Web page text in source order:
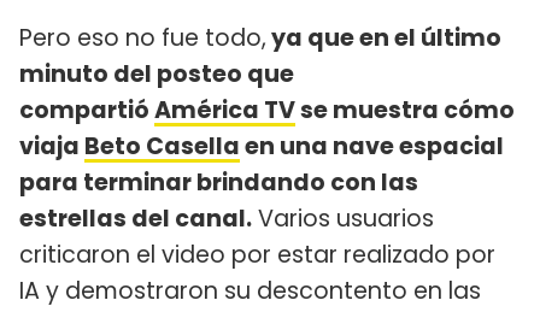
Pero eso no fue todo,ya que en el último
minuto del posteo que
compartióAmérica TVse muestra cómo
viaja Beto Casellaen una nave espacial
para terminar brindando con las
estrellas del canal.Varios usuarios
criticaron el video por estar realizado por
IA y demostraron su descontento en las